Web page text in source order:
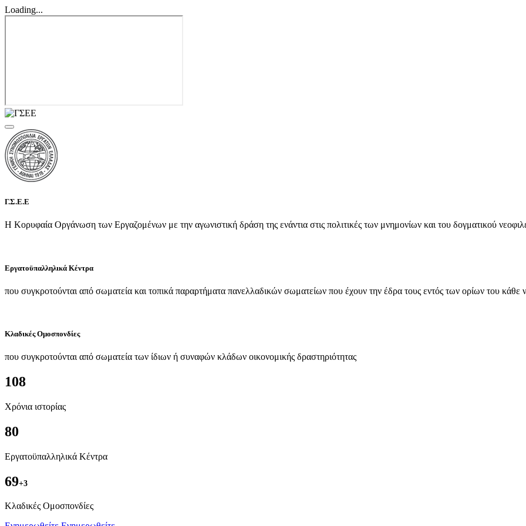
Loading...
Γ.Σ.Ε.Ε
Η Κορυφαία Οργάνωση των Εργαζομένων με την αγωνιστική δράση της ενάντια στις πολιτικές των μνημονίων και του δογματικού
Εργατοϋπαλληλικά Κέντρα
που συγκροτούνται από σωματεία και τοπικά παραρτήματα πανελλαδικών σωματείων που έχουν την έδρα τους εντός των ορίων του κάθε
Κλαδικές Ομοσπονδίες
που συγκροτούνται από σωματεία των ίδιων ή συναφών κλάδων οικονομικής δραστηριότητας
108
Χρόνια ιστορίας
80
Εργατοϋπαλληλικά Κέντρα
69+3
Kλαδικές Ομοσπονδίες